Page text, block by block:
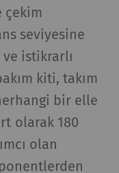
çekim
seviyesine
istikrarlı
kiti, takım
bir elle
olarak 180
olan